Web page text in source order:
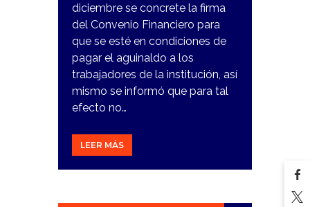
diciembre se concrete la firma
del Convenio Financiero para
que se esté en condiciones de
pagar el aguinaldo a los
trabajadores de la institución, así
mismo se informó que para tal
efecto no…
LEER MÁS
27